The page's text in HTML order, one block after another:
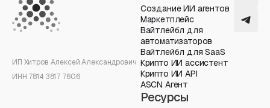
ИП Хитров Алексей Александрович
ИНН 7814 3817 7606
Создание ИИ агентов
Маркетплейс
Вайтлейбл для
автоматизаторов
Вайтлейбл для SaaS
Крипто ИИ ассистент
Крипто ИИ API
ASCN Агент
Ресурсы